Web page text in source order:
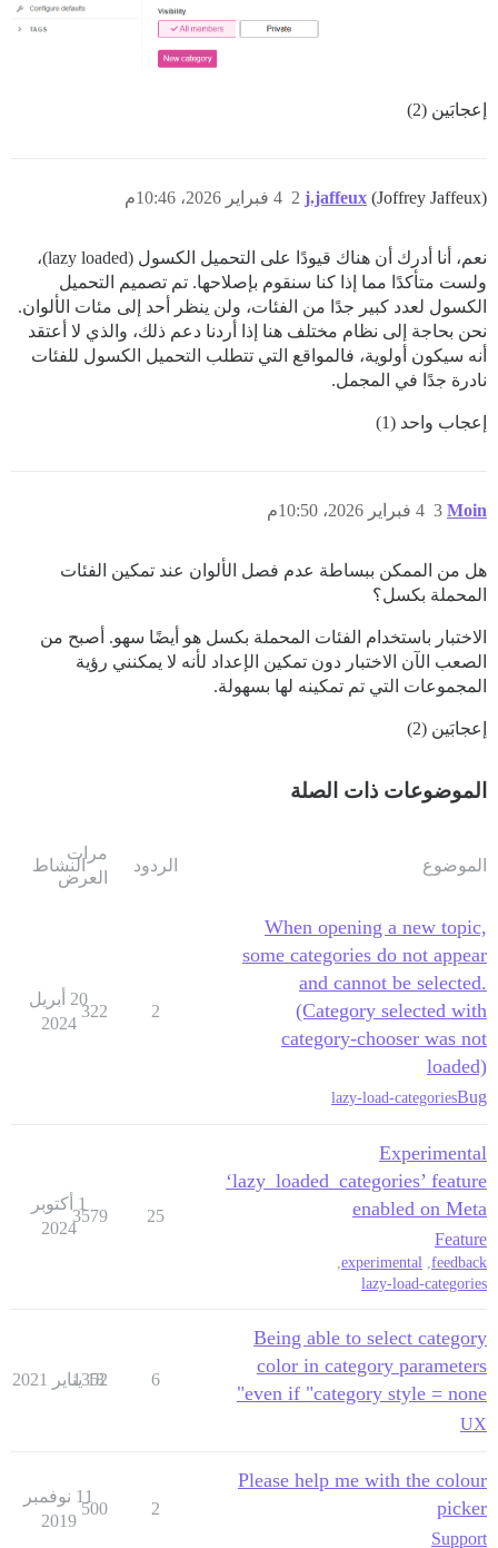
إعجابَين (2)
j.jaffeux (Joffrey Jaffeux) 4 فبراير 2026، 10:46م 2
نعم، أنا أدرك أن هناك قيودًا على التحميل الكسول (lazy loaded)،
ولست متأكدًا مما إذا كنا سنقوم بإصلاحها. تم تصميم التحميل
الكسول لعدد كبير جدًا من الفئات، ولن ينظر أحد إلى مئات الألوان.
نحن بحاجة إلى نظام مختلف هنا إذا أردنا دعم ذلك، والذي لا أعتقد
أنه سيكون أولوية، فالمواقع التي تتطلب التحميل الكسول للفئات
نادرة جدًا في المجمل.
إعجاب واحد (1)
Moin 4 فبراير 2026، 10:50م 3
هل من الممكن ببساطة عدم فصل الألوان عند تمكين الفئات
المحملة بكسل؟
الاختبار باستخدام الفئات المحملة بكسل هو أيضًا سهو. أصبح من
الصعب الآن الاختبار دون تمكين الإعداد لأنه لا يمكنني رؤية
المجموعات التي تم تمكينه لها بسهولة.
إعجابَين (2)
الموضوعات ذات الصلة
الموضوع الردود
مرات
العرض
النشاط
When opening a new topic,
some categories do not appear
and cannot be selected.
(Category selected with
category-chooser was not
loaded)
Bug
lazy-load-categories
2
322
20 أبريل
2024
Experimental
‘lazy_loaded_categories’ feature
enabled on Meta
Feature
feedback
,
experimental
,
lazy-load-categories
25
3579
1 أكتوبر
2024
Being able to select category
color in category parameters
even if "category style = none"
UX
6
1352
18 يناير 2021
Please help me with the colour
picker
Support
2
500
11 نوفمبر
2019